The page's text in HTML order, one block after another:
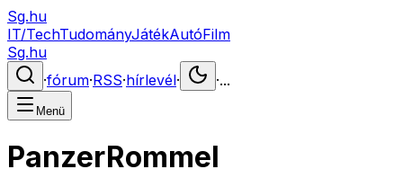
Sg.hu
IT/TechTudományJátékAutóFilm
Sg.hu
·fórum·RSS·hírlevél· ·...
Menü
PanzerRommel